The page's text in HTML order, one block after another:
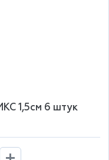
1,5см 6 штук